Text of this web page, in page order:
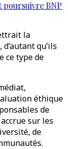
poursuivre BNP
la
qu’ils
ce type de
éthique
de
sur les
de